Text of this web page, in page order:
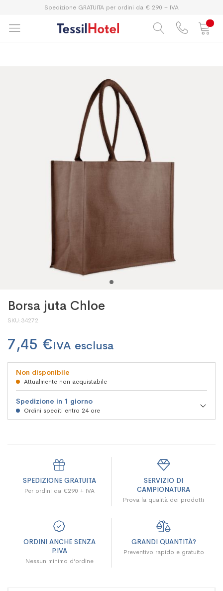
Spedizione GRATUITA per ordini da € 290 + IVA
Borsa juta Chloe
SKU 34272
Non disponibile
Attualmente non acquistabile
Spedizione in 1 giorno
Ordini spediti entro 24 ore
7,45 €
SPEDIZIONE GRATUITA
Per ordini da €290 + IVA
SERVIZIO DI
CAMPIONATURA
Prova la qualità dei prodotti
ORDINI ANCHE SENZA
P.IVA
Nessun minimo d’ordine
GRANDI QUANTITÀ?
Preventivo rapido e gratuito